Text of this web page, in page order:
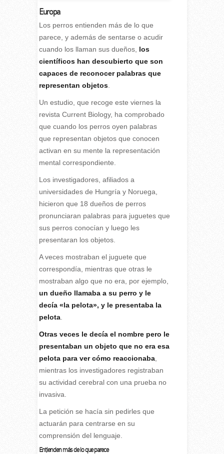
Europa
L os perros entienden más de lo que
parece, y además de sentarse o acudir
cuando los llaman sus dueños, los
científicos han descubierto que son
capaces de reconocer palabras que
representan objetos.
Un estudio, que recoge este viernes la
revista Current Biology, ha comprobado
que cuando los perros oyen palabras
que representan objetos que conocen
activan en su mente la representación
mental correspondiente.
Los investigadores, afiliados a
universidades de Hungría y Noruega,
hicieron que 18 dueños de perros
pronunciaran palabras para juguetes que
sus perros conocían y luego les
presentaran los objetos.
A veces mostraban el juguete que
correspondía, mientras que otras le
mostraban algo que no era, por ejemplo,
un dueño llamaba a su perro y le
decía «la pelota», y le presentaba la
pelota.
Otras veces le decía el nombre pero le
presentaban un objeto que no era esa
pelota para ver cómo reaccionaba,
mientras los investigadores registraban
su actividad cerebral con una prueba no
invasiva.
La petición se hacía sin pedirles que
actuarán para centrarse en su
comprensión del lenguaje.
Entienden más de lo que parece